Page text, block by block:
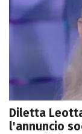
Diletta
l'annuncio